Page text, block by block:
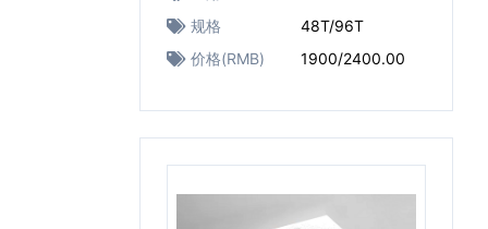
规格
48T/96T
价格(RMB)
1900/2400.00